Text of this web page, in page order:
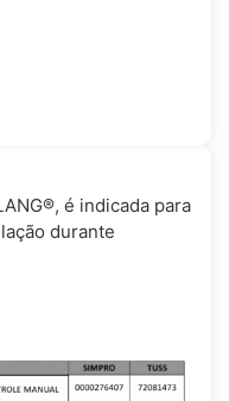
é indicada para
durante